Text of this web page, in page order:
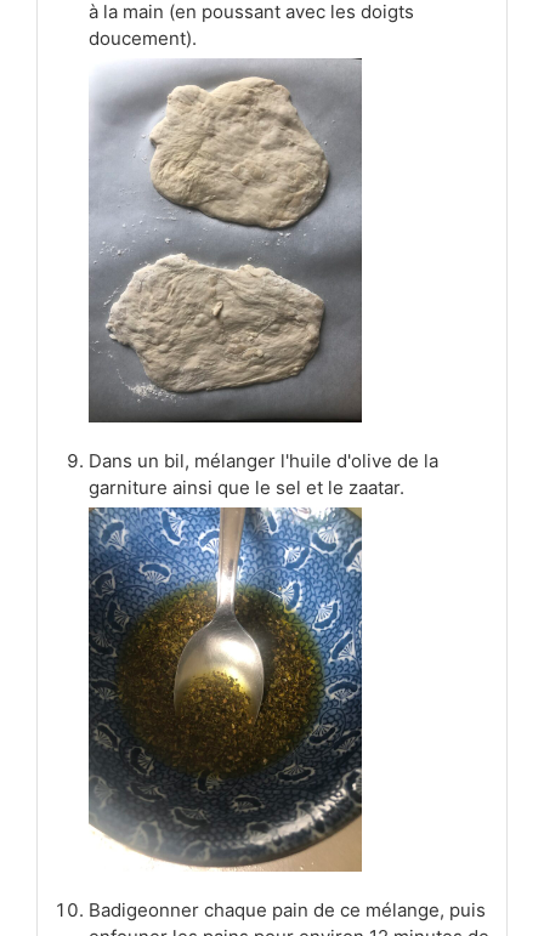
à la main (en poussant avec les doigts
doucement).
Dans un bil, mélanger l'huile d'olive de la
garniture ainsi que le sel et le zaatar.
Badigeonner chaque pain de ce mélange, puis